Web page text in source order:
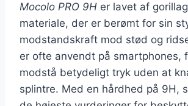
Mocolo PRO 9H er lavet af
materiale, der er berømt for sin
modstandskraft mod stød og
er ofte anvendt på smartphones,
modstå betydeligt tryk uden at
splintre. Med en hårdhed på 9H,